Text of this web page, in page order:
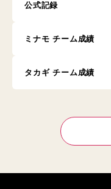
公式記録
ミナモ チーム成績
タカギ チーム成績